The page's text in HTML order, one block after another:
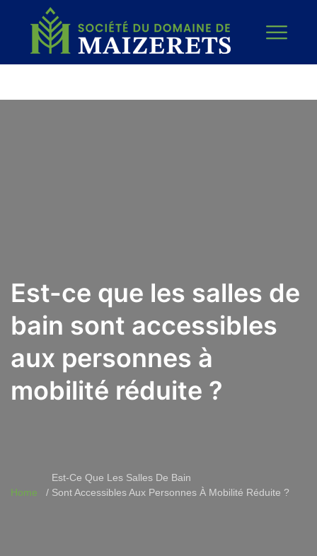
Est-ce que les salles de
bain sont accessibles
aux personnes à
mobilité réduite ?
Home
Est-Ce Que Les Salles De Bain
Sont Accessibles Aux Personnes À Mobilité Réduite ?